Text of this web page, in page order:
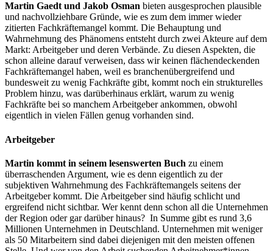
Martin Gaedt und Jakob Osman bieten ausgesprochen plausible
und nachvollziehbare Gründe, wie es zum dem immer wieder
zitierten Fachkräftemangel kommt. Die Behauptung und
Wahrnehmung des Phänomens entsteht durch zwei Akteure auf dem
Markt: Arbeitgeber und deren Verbände. Zu diesen Aspekten, die
schon alleine darauf verweisen, dass wir keinen flächendeckenden
Fachkräftemangel haben, weil es branchenübergreifend und
bundesweit zu wenig Fachkräfte gibt, kommt noch ein strukturelles
Problem hinzu, was darüberhinaus erklärt, warum zu wenig
Fachkräfte bei so manchem Arbeitgeber ankommen, obwohl
eigentlich in vielen Fällen genug vorhanden sind.
Arbeitgeber
Martin kommt in seinem lesenswerten Buch zu einem
überraschenden Argument, wie es denn eigentlich zu der
subjektiven Wahrnehmung des Fachkräftemangels seitens der
Arbeitgeber kommt. Die Arbeitgeber sind häufig schlicht und
ergreifend nicht sichtbar. Wer kennt denn schon all die Unternehmen
der Region oder gar darüber hinaus? In Summe gibt es rund 3,6
Millionen Unternehmen in Deutschland. Unternehmen mit weniger
als 50 Mitarbeitern sind dabei diejenigen mit den meisten offenen